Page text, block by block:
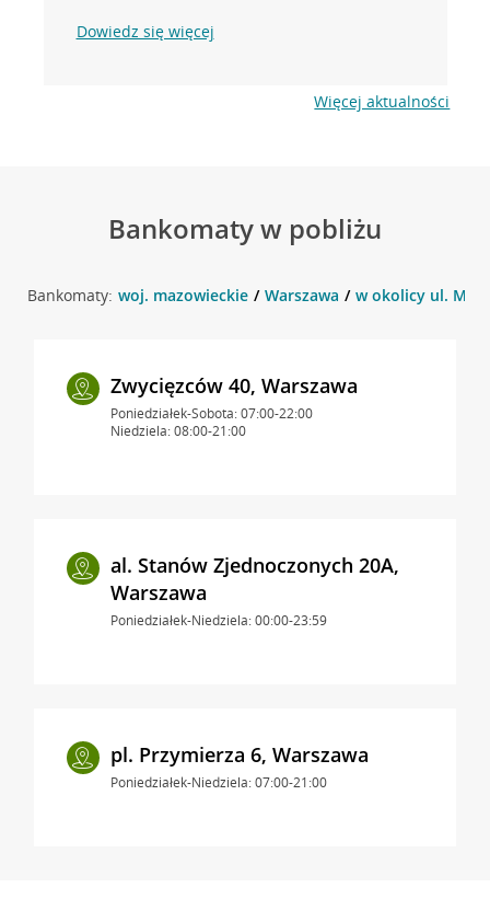
Dowiedz się więcej
Więcej aktualności
Bankomaty w pobliżu
Bankomaty: woj. mazowieckie Warszawa w okolicy ul.
Zwycięzców 40, Warszawa
Poniedziałek-Sobota: 07:00-22:00
Niedziela: 08:00-21:00
al. Stanów Zjednoczonych 20A,
Warszawa
Poniedziałek-Niedziela: 00:00-23:59
pl. Przymierza 6, Warszawa
Poniedziałek-Niedziela: 07:00-21:00